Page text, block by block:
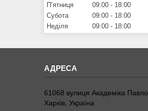
Пʼятниця
09:00
18:00
Субота
09:00
18:00
Неділя
09:00 18:00
61068 вулиця Академіка
Харків, Україна